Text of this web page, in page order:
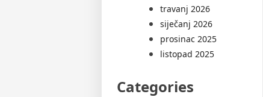
travanj 2026
siječanj 2026
prosinac 2025
listopad 2025
Categories